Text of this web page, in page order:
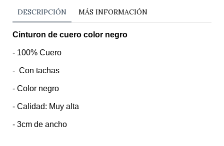
DESCRIPCIÓN MÁS INFORMACIÓN
Cinturon de cuero color negro
- 100% Cuero
- Con tachas
- Color negro
- Calidad: Muy alta
- 3cm de ancho